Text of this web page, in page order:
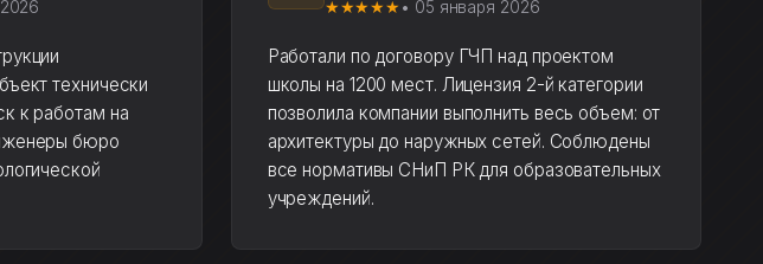
технически
к работам на
бюро
★★★★★ • 05 января 2026
Работали по договору ГЧП над проектом
школы на 1200 мест. Лицензия 2-й категории
позволила компании выполнить весь объем: от
архитектуры до наружных сетей. Соблюдены
все нормативы СНиП РК для образовательных
учреждений.